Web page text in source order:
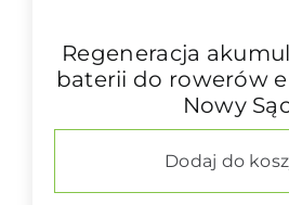
Regeneracja
baterii do rowerów
Nowy
Dodaj do